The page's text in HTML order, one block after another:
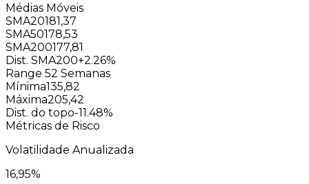
Médias Móveis
SMA20181,37
SMA50178,53
SMA200177,81
Dist. SMA200+2.26%
Range 52 Semanas
Mínima135,82
Máxima205,42
Dist. do topo-11.48%
Métricas de Risco
Volatilidade Anualizada
16,95%